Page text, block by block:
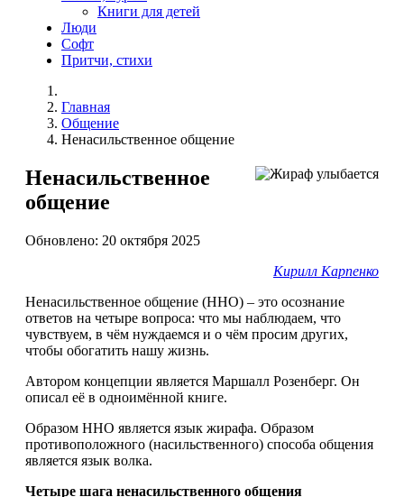
Книги для детей
Люди
Софт
Притчи, стихи
Главная
Общение
Ненасильственное общение
Ненасильственное
общение
Обновлено: 20 октября 2025
Кирилл Карпенко
Ненасильственное общение (ННО) – это осознание
ответов на четыре вопроса: что мы наблюдаем, что
чувствуем, в чём нуждаемся и о чём просим других,
чтобы обогатить нашу жизнь.
Автором концепции является Маршалл Розенберг. Он
описал её в одноимённой книге.
Образом ННО является язык жирафа. Образом
противоположного (насильственного) способа общения
является язык волка.
Четыре шага ненасильственного общения